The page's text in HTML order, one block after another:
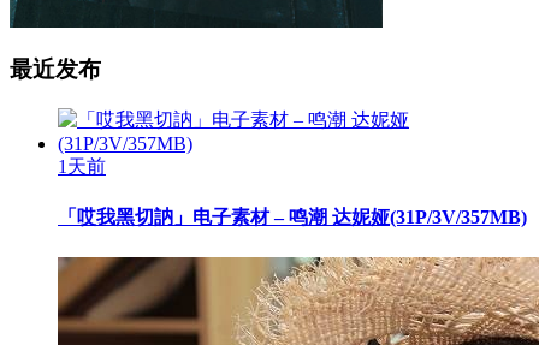
最近发布
1天前
「哎我黑切訥」电子素材 – 鸣潮 达妮娅(31P/3V/357MB)